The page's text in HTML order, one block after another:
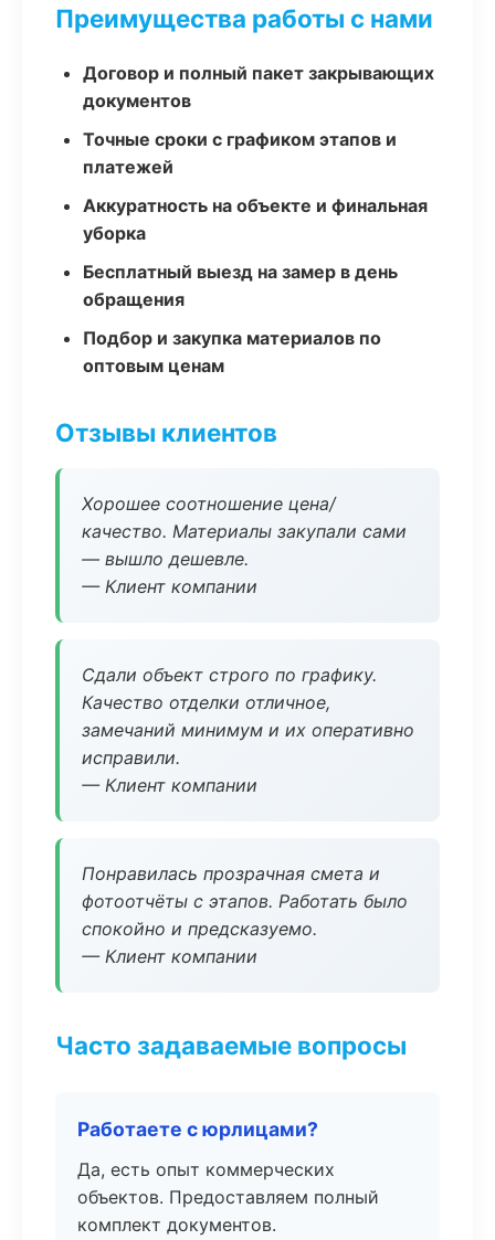
Преимущества работы с нами
Договор и полный пакет закрывающих
документов
Точные сроки с графиком этапов и
платежей
Аккуратность на объекте и финальная
уборка
Бесплатный выезд на замер в день
обращения
Подбор и закупка материалов по
оптовым ценам
Отзывы клиентов
Хорошее соотношение цена/
качество. Материалы закупали сами
— вышло дешевле.
— Клиент компании
Сдали объект строго по графику.
Качество отделки отличное,
замечаний минимум и их оперативно
исправили.
— Клиент компании
Понравилась прозрачная смета и
фотоотчёты с этапов. Работать было
спокойно и предсказуемо.
— Клиент компании
Часто задаваемые вопросы
Работаете с юрлицами?
Да, есть опыт коммерческих
объектов. Предоставляем полный
комплект документов.